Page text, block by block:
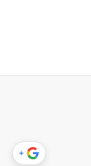
+